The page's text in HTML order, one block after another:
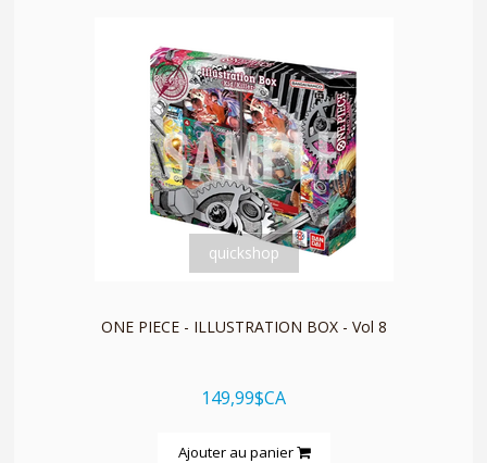
quickshop
ONE PIECE - ILLUSTRATION BOX - Vol 8
149,99$CA
Ajouter au panier